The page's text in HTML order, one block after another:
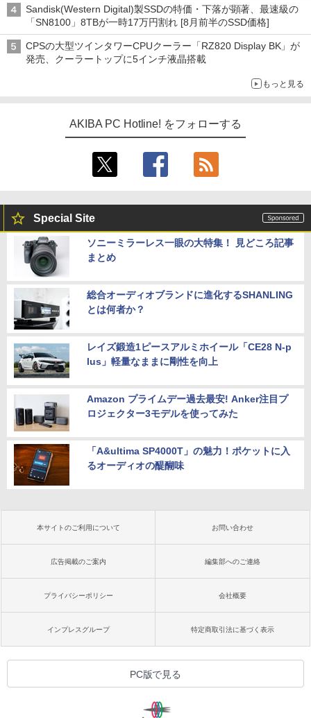
Sandisk(Western Digital)製SSDの特価・下落が顕著、最速級の
「SN8100」8TBが一時17万円割れ [8月前半のSSD価格]
CPSの大型ツインタワーCPUクーラー「RZ820 Display BK」が
発売、クーラートップに5インチ液晶搭載
もっと見る
AKIBA PC Hotline! をフォローする
Special Site
ソニーミラーレス一眼の大特集！ 見どころ記事
まとめ
総合オーディオブランドに進化するSHANLING
とは何者か？
レイズ鍛造1ピースアルミホイール「CE28 N-p
lus」軽量なままに剛性を向上
Amazon プライムデー過去最安! Anker注目プ
ロジェクター3モデルを使ってみた
「A&ultima SP4000T」の魅力！ポケットに入
るオーディオの醍醐味
本サイトのご利用について お問い合わせ
広告掲載のご案内 編集部へのご連絡
プライバシーポリシー 会社概要
インプレスグループ 特定商取引法に基づく表示
PC版で見る